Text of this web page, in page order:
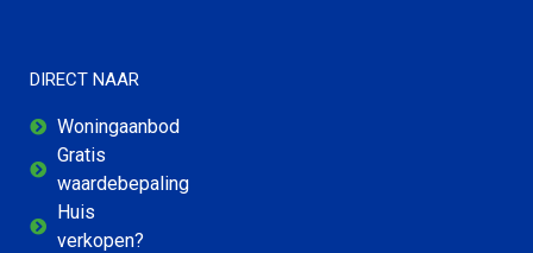
DIRECT NAAR
Woningaanbod
Gratis
waardebepaling
Huis
verkopen?